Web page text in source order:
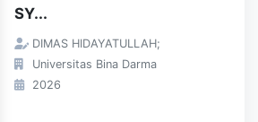
SY...
DIMAS HIDAYATULLAH;
Universitas Bina Darma
2026